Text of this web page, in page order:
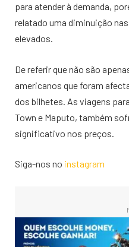
para atender à demanda,
relatado uma diminuição
elevados.
De referir que não são
americanos que foram
dos bilhetes. As viagens
Town e Maputo, também
significativo nos preços.
Siga-nos no instagram